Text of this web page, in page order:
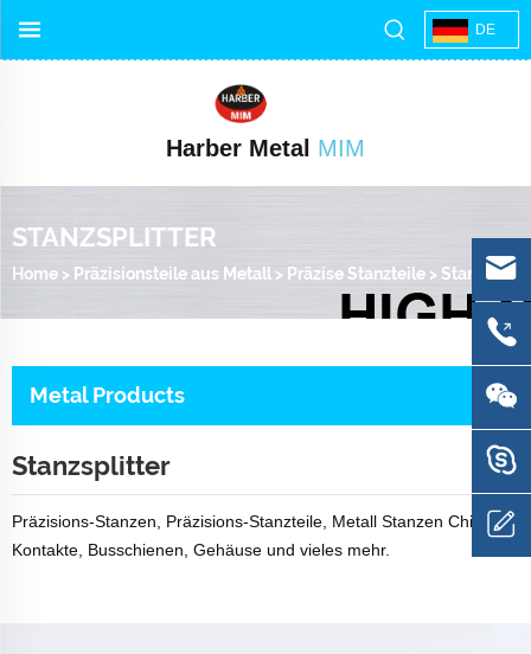
DE
Harber Metal MIM
STANZSPLITTER
Home > Präzisionsteile aus Metall > Präzise Stanzteile > Stanzsplitter
Metal Products
Stanzsplitter
Präzisions-Stanzen, Präzisions-Stanzteile, Metall Stanzen China
Kontakte, Busschienen, Gehäuse und vieles mehr.